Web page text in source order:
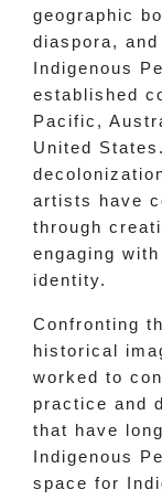
geographic
diaspora,
Indigenous
established
Pacific,
United
artists have
through
engaging
identity.
Confronting
historical
worked to
practice and
that have
Indigenous
space for